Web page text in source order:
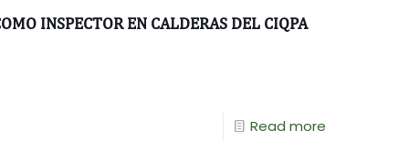
INSPECTOR EN CALDERAS DEL CIQPA
Read more